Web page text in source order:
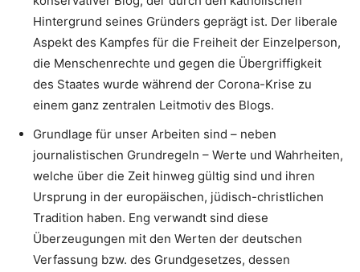
Hintergrund seines Gründers geprägt ist. Der liberale
Aspekt des Kampfes für die Freiheit der Einzelperson,
die Menschenrechte und gegen die Übergriffigkeit
des Staates wurde während der Corona-Krise zu
einem ganz zentralen Leitmotiv des Blogs.
Grundlage für unser Arbeiten sind – neben
journalistischen Grundregeln – Werte und Wahrheiten,
welche über die Zeit hinweg gültig sind und ihren
Ursprung in der europäischen, jüdisch-christlichen
Tradition haben. Eng verwandt sind diese
Überzeugungen mit den Werten der deutschen
Verfassung bzw. des Grundgesetzes, dessen